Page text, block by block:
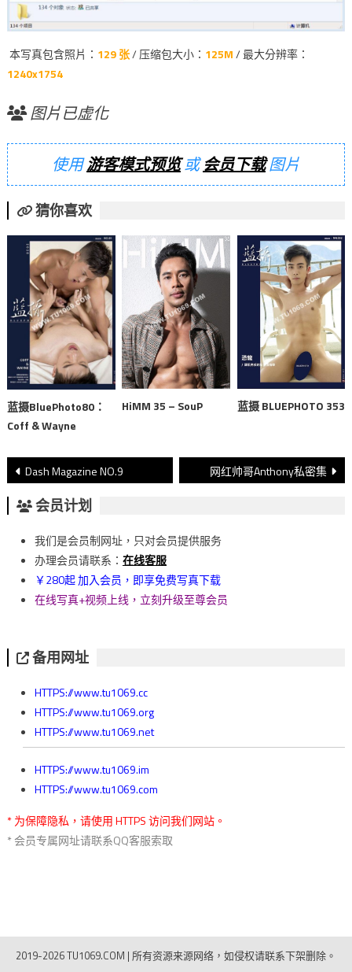
本写真包含照片： 129 张/ 压缩包大小： 125M/ 最大分辨率：
1240x1754
图片已虚化
使用游客模式预览或会员下载图片
猜你喜欢
蓝摄BluePhoto80：
Coff & Wayne
HiMM 35 – SouP 蓝摄 BLUEPHOTO 353
文
章
導
覽
Dash Magazine NO.9 网红帅哥Anthony私密集
会员计划
我们是会员制网址，只对会员提供服务
办理会员请联系： 在线客服
￥280起 加入会员，即享免费写真下载
在线写真+视频上线，立刻升级至尊会员
备用网址
HTTPS://www.tu1069.cc
HTTPS://www.tu1069.org
HTTPS://www.tu1069.net
HTTPS://www.tu1069.im
HTTPS://www.tu1069.com
* 为保障隐私，请使用 HTTPS 访问我们网站。
* 会员专属网址请联系QQ客服索取
2019-2026 TU1069.COM | 所有资源来源网络，如侵权请联系下架删除。